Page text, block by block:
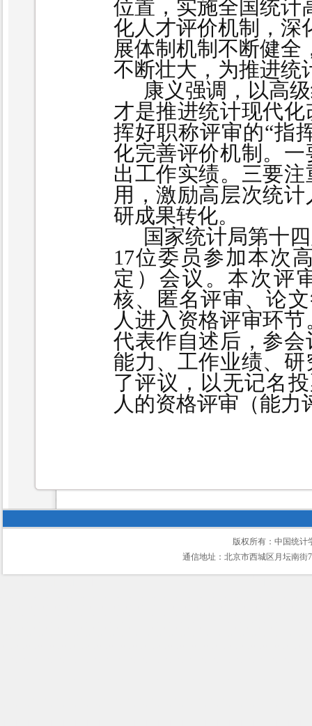
位置，实施全国统计
化人才评价机制，深
展体制机制不断健全
不断壮大，为推进统
康义强调，以高
才是推进统计现代
挥好职称评审的“指
化完善评价机制。
出工作实绩。三要
用，激励高层次统计
研成果转化。
国家统计局第十
17位委员参加本次
定）会议。本次评
核、匿名评审、论
人进入资格评审环
代表作自述后，参
能力、工作业绩、
了评议，以无记名
人的资格评审（能力
版权所有：中国统计
通信地址：北京市西城区月坛南